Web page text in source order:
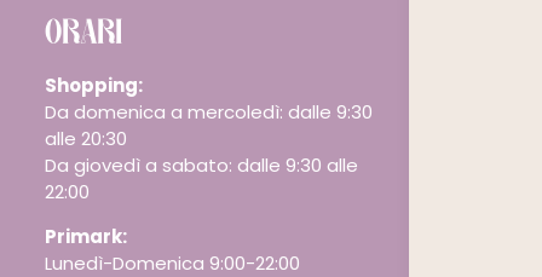
ORARI
Shopping:
Da domenica a mercoledì: dalle 9:30
alle 20:30
Da giovedì a sabato: dalle 9:30 alle
22:00
Primark:
Lunedì-Domenica 9:00-22:00